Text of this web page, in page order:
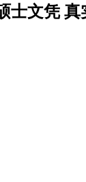
士文凭